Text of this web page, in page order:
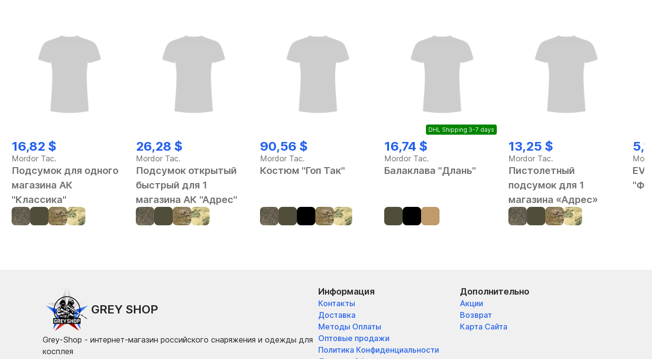
16,82 $
Mordor Tac.
Подсумок для одного
магазина АК
"Классика"
26,28 $
Mordor Tac.
Подсумок открытый
быстрый для 1
магазина АК "Адрес"
90,56 $
Mordor Tac.
Костюм "Гоп Так"
DHL Shipping 3-7 days
16,74 $
Mordor Tac.
Балаклава "Длань"
13,25 $
Mordor Tac.
Пистолетный
подсумок для 1
магазина «Адрес»
GREY SHOP
Grey-Shop - интернет-магазин российского снаряжения и одежды для
косплея
Информация
Контакты
Доставка
Методы Оплаты
Оптовые продажи
Политика Конфиденциальности
Дополнительно
Акции
Возврат
Карта Сайта